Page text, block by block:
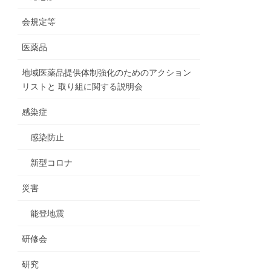
会規定等
医薬品
地域医薬品提供体制強化のためのアクション
リストと 取り組に関する説明会
感染症
感染防止
新型コロナ
災害
能登地震
研修会
研究